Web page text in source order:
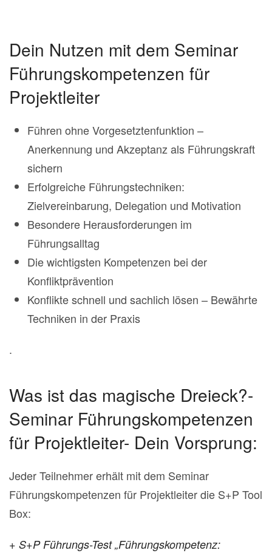
Dein Nutzen mit dem Seminar
Führungskompetenzen für
Projektleiter
Führen ohne Vorgesetztenfunktion –
Anerkennung und Akzeptanz als Führungskraft
sichern
Erfolgreiche Führungstechniken:
Zielvereinbarung, Delegation und Motivation
Besondere Herausforderungen im
Führungsalltag
Die wichtigsten Kompetenzen bei der
Konfliktprävention
Konflikte schnell und sachlich lösen – Bewährte
Techniken in der Praxis
.
Was ist das magische Dreieck?-
Seminar Führungskompetenzen
für Projektleiter- Dein Vorsprung:
Jeder Teilnehmer erhält mit dem Seminar
Führungskompetenzen für Projektleiter die S+P Tool
Box:
+ S+P Führungs-Test „Führungskompetenz: